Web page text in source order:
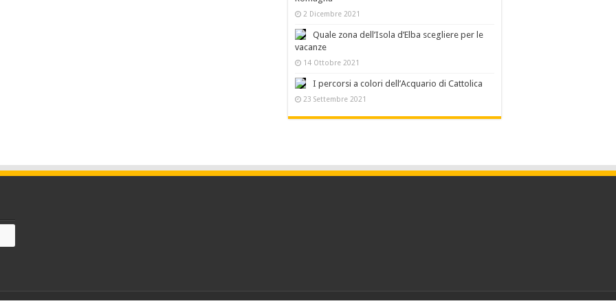
2 Dicembre 2021
Quale zona dell’Isola d’Elba scegliere per le
vacanze
14 Ottobre 2021
I percorsi a colori dell’Acquario di Cattolica
23 Settembre 2021